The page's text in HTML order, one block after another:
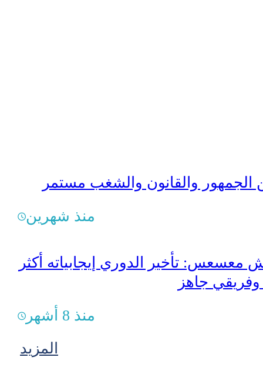
منذ شهرين
تأخير الدوري إيجابياته أكثر
جاهز
منذ 8 أشهر
المزيد